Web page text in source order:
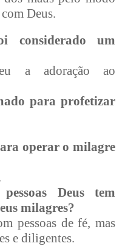
Deus.
considerado um
a adoração ao
para profetizar
operar o milagre
Deus tem
milagres?
pessoas de fé, mas
e diligentes.